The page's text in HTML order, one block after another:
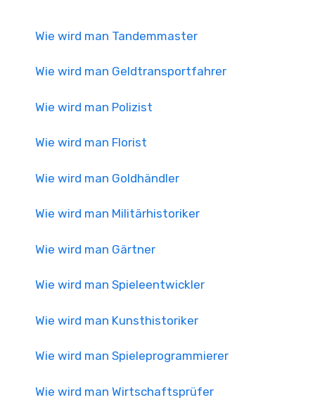
Wie wird man Tandemmaster
Wie wird man Geldtransportfahrer
Wie wird man Polizist
Wie wird man Florist
Wie wird man Goldhändler
Wie wird man Militärhistoriker
Wie wird man Gärtner
Wie wird man Spieleentwickler
Wie wird man Kunsthistoriker
Wie wird man Spieleprogrammierer
Wie wird man Wirtschaftsprüfer